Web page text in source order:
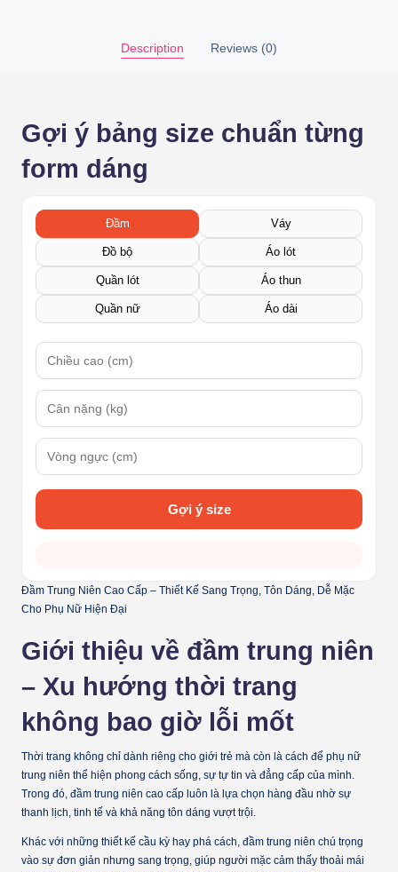
Description Reviews (0)
Gợi ý bảng size chuẩn từng
form dáng
Đầm Váy
Đồ bộ Áo lót
Quần lót Áo thun
Quần nữ Áo dài
Gợi ý size
Đầm Trung Niên Cao Cấp – Thiết Kế Sang Trọng, Tôn Dáng, Dễ Mặc
Cho Phụ Nữ Hiện Đại
Giới thiệu về đầm trung niên
– Xu hướng thời trang
không bao giờ lỗi mốt
Thời trang không chỉ dành riêng cho giới trẻ mà còn là cách để phụ nữ
trung niên thể hiện phong cách sống, sự tự tin và đẳng cấp của mình.
Trong đó, đầm trung niên cao cấp luôn là lựa chọn hàng đầu nhờ sự
thanh lịch, tinh tế và khả năng tôn dáng vượt trội.
Khác với những thiết kế cầu kỳ hay phá cách, đầm trung niên chú trọng
vào sự đơn giản nhưng sang trọng, giúp người mặc cảm thấy thoải mái